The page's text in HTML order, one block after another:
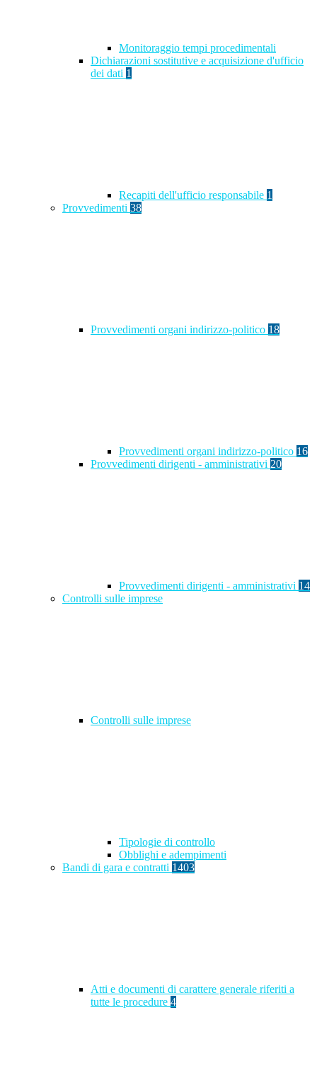
Monitoraggio tempi procedimentali
Dichiarazioni sostitutive e acquisizione d'ufficio
dei dati 1
Recapiti dell'ufficio responsabile 1
Provvedimenti 38
Provvedimenti organi indirizzo-politico 18
Provvedimenti organi indirizzo-politico 16
Provvedimenti dirigenti - amministrativi 20
Provvedimenti dirigenti - amministrativi 14
Controlli sulle imprese
Controlli sulle imprese
Tipologie di controllo
Obblighi e adempimenti
Bandi di gara e contratti 1403
Atti e documenti di carattere generale riferiti a
tutte le procedure 4